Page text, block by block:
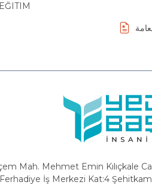
EĞITIM
Mah. Mehmet Emin Kılıçkale
Ferhadiye İş Merkezi Kat:4